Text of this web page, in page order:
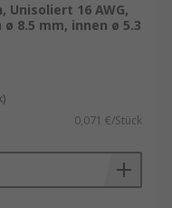
Unisoliert 16 AWG,
ø 8.5 mm, innen ø 5.3
0,071 €/Stück